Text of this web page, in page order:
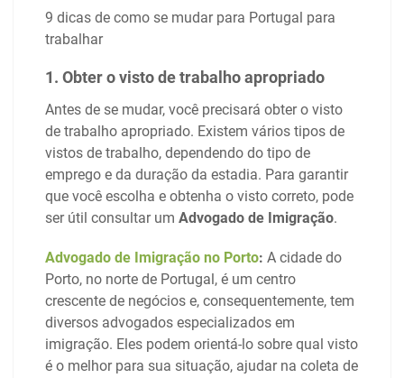
9 dicas de como se mudar para Portugal para
trabalhar
1. Obter o visto de trabalho apropriado
Antes de se mudar, você precisará obter o visto
de trabalho apropriado. Existem vários tipos de
vistos de trabalho, dependendo do tipo de
emprego e da duração da estadia. Para garantir
que você escolha e obtenha o visto correto, pode
ser útil consultar um Advogado de Imigração.
Advogado de Imigração no Porto: A cidade do
Porto, no norte de Portugal, é um centro
crescente de negócios e, consequentemente, tem
diversos advogados especializados em
imigração. Eles podem orientá-lo sobre qual visto
é o melhor para sua situação, ajudar na coleta de